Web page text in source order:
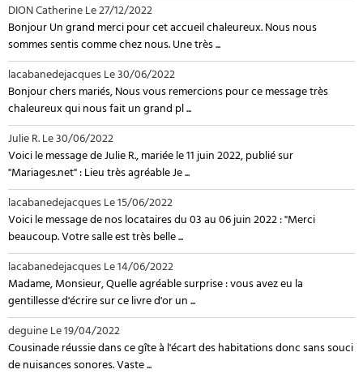
DION CatherineLe 27/12/2022
Bonjour Un grand merci pour cet accueil chaleureux. Nous nous
sommes sentis comme chez nous. Une très ...
lacabanedejacquesLe 30/06/2022
Bonjour chers mariés, Nous vous remercions pour ce message très
chaleureux qui nous fait un grand pl ...
Julie R.Le 30/06/2022
Voici le message de Julie R., mariée le 11 juin 2022, publié sur
"Mariages.net" : Lieu très agréable Je ...
lacabanedejacquesLe 15/06/2022
Voici le message de nos locataires du 03 au 06 juin 2022 : "Merci
beaucoup. Votre salle est très belle ...
lacabanedejacquesLe 14/06/2022
Madame, Monsieur, Quelle agréable surprise : vous avez eu la
gentillesse d'écrire sur ce livre d'or un ...
deguineLe 19/04/2022
Cousinade réussie dans ce gîte à l'écart des habitations donc sans souci
de nuisances sonores. Vaste ...